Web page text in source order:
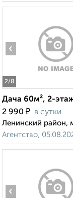
2/8
‹
Дача 60м², 2-
2 990 ₽ в сутки
Ленинский район,
Агентство,
‹